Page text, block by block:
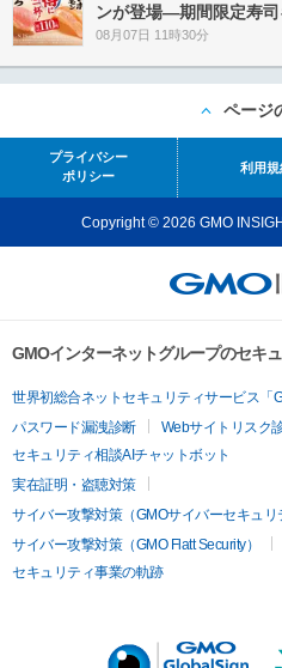
ンが登場―期間限定寿
08月07日 11時30分
ページ
プライバシー
ポリシー
利用規
Copyright © 2026 GMO
GMOインターネットグループのセキ
世界初総合ネットセキュリティサービス「
パスワード漏洩診断
Webサイトリスク
セキュリティ相談AIチャットボット
実在証明・盗聴対策
サイバー攻撃対策（GMOサイバーセキュリ
サイバー攻撃対策（GMO Flatt Security）
セキュリティ事業の軌跡